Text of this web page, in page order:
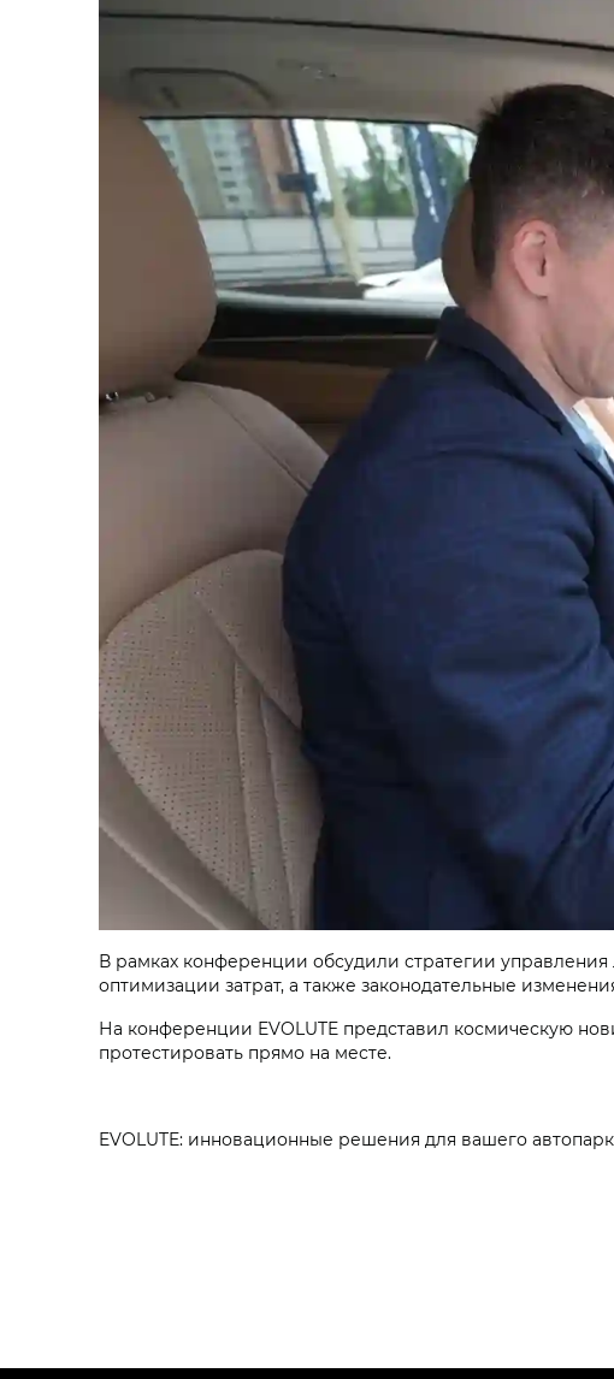
В рамках конференции обсудили стратегии
оптимизации затрат, а также законодательные
На конференции EVOLUTE представил космическую
протестировать прямо на месте.
EVOLUTE: инновационные решения для вашего